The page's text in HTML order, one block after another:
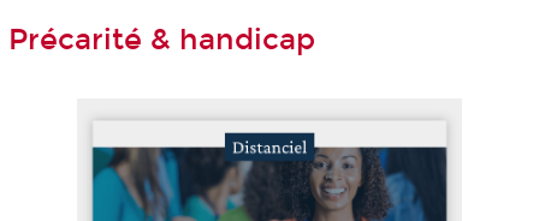
Précarité & handicap